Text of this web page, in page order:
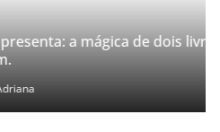
mágica de dois livros que